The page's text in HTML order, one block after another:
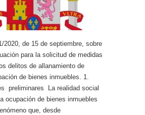
2020, de 15 de septiembre, sobre
para la solicitud de medidas
delitos de allanamiento de
de bienes inmuebles. 1.
preliminares La realidad social
ocupación de bienes inmuebles
que, desde